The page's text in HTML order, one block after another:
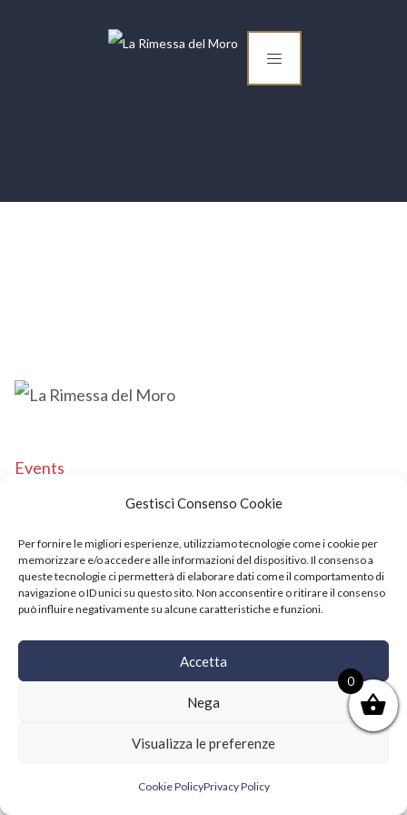
Gestisci Consenso Cookie
Per fornire le migliori esperienze, utilizziamo tecnologie come i cookie per
memorizzare e/o accedere alle informazioni del dispositivo. Il consenso a
queste tecnologie ci permetterà di elaborare dati come il comportamento di
navigazione o ID unici su questo sito. Non acconsentire o ritirare il consenso
può influire negativamente su alcune caratteristiche e funzioni.
Accetta
Nega
Visualizza le preferenze
Cookie PolicyPrivacy Policy
Events
Copyright © 2021 SushiFushi. All Rights Reserved.
0